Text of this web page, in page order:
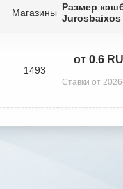
Магазины Размер
Jurosbaixos
1493
от 0.6
Ставки от